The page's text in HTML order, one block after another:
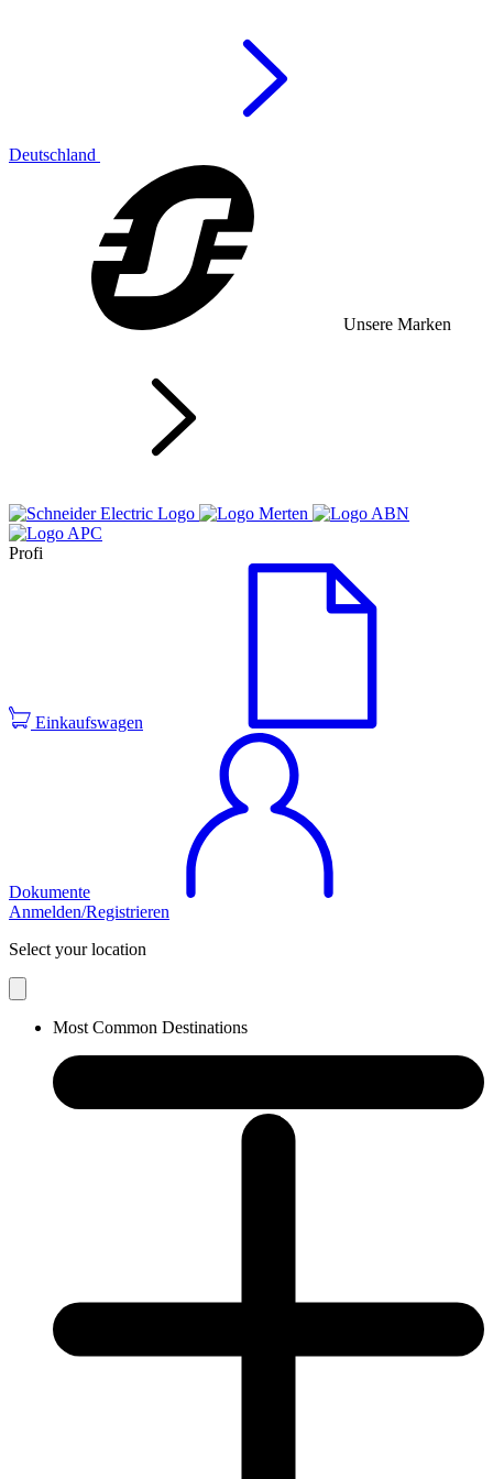
Deutschland
Unsere Marken
Profi
Einkaufswagen
Dokumente
Anmelden/Registrieren
Select your location
Most Common Destinations